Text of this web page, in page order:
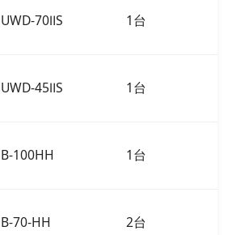
UWD-70ⅡS 1台
UWD-45ⅡS 1台
B-100HH 1台
B-70-HH 2台